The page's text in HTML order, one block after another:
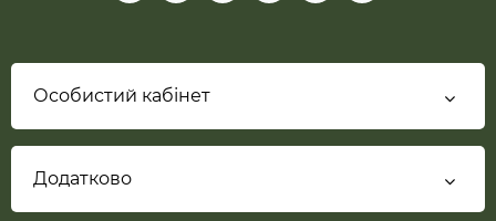
Особистий кабінет
Додатково